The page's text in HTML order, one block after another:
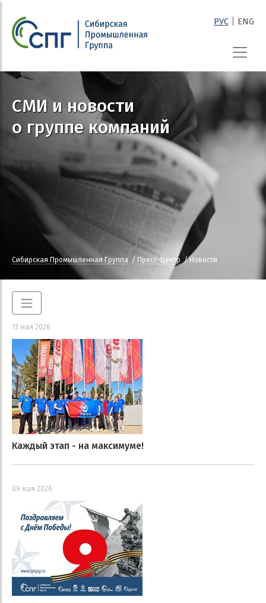
РУС ENG
СМИ и новости
о группе компаний
Сибирская Промышленная Группа Пресс-Центр Новости
13 мая 2026
Каждый этап - на максимуме!
09 мая 2026